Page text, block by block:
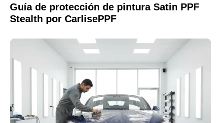
Guía de protección de pintura Satin PPF
Stealth por CarlisePPF